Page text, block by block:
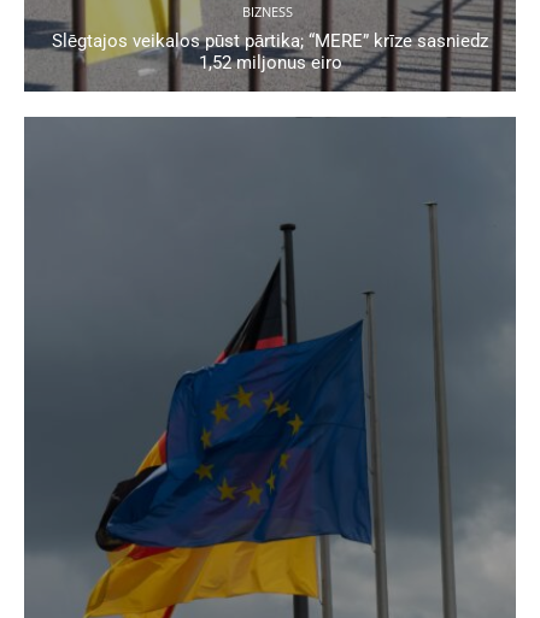
BIZNESS
Slēgtajos veikalos pūst pārtika; “MERE” krīze sasniedz
1,52 miljonus eiro